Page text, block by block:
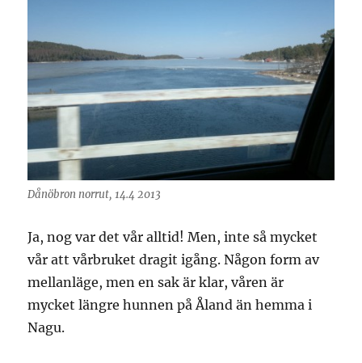
Dånöbron norrut, 14.4 2013
Ja, nog var det vår alltid! Men, inte så mycket
vår att vårbruket dragit igång. Någon form av
mellanläge, men en sak är klar, våren är
mycket längre hunnen på Åland än hemma i
Nagu.